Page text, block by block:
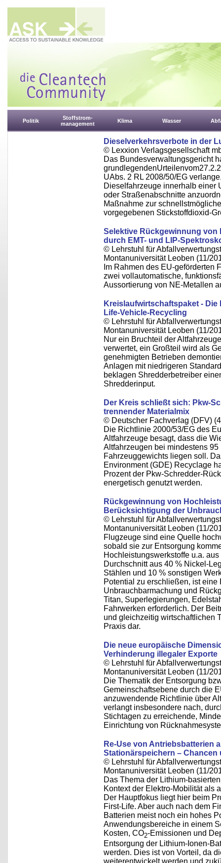
Politik
Stoffstrom-
management
Klima Wasser
Dieselverkehrsverbote in der
© Lexxion Verlagsgesellschaft
Das Bundesverwaltungsgericht
UAbs. 2 RL 2008/50/EG
Dieselfahrzeuge innerhalb einer
oder Straßenabschnitte
Maßnahme zur
vorgegebenen Stickstoffdioxid-
Selektive Rückgewinnung von
durch EMT- und LIP-
© Lehrstuhl für
Montanuniversität Leoben (11/
Im Rahmen des EU-
zwei vollautomatische,
Aussortierung von NE-Metallen
Kreislaufwirtschaftspaket -
Life-Vehicle-Recycling
© Lehrstuhl für
Montanuniversität Leoben (11/
Nur ein Bruchteil der
verwertet, ein Großteil wird als
genehmigten Betrieben
Anlagen mit niedrigeren
beklagen Shredderbetreiber
Shredderinput.
Der Kreis schließt sich: Pkw-
trennender Materialmix
© Deutscher Fachverlag (DFV)
Die Richtlinie 2000/53/EG des
Altfahrzeuge besagt, dass die
Altfahrzeugen bei mindestens
Fahrzeuggewichts liegen soll.
Environment (GDE) Recyclage
Prozent der Pkw-Schredder-
energetisch genutzt werden.
Rückgewinnung von
Berücksichtigung der
© Lehrstuhl für
Montanuniversität Leoben (11/
Flugzeuge sind eine Quelle
sobald sie zur Entsorgung
Hochleistungswerkstoffe u.a.
Durchschnitt aus 40 % Nickel-
Stählen und 10 % sonstigen
Potential zu erschließen, ist
Unbrauchbarmachung und
Titan, Superlegierungen,
Fahrwerken erforderlich. Der
und gleichzeitig wirtschaftlichen
Praxis dar.
Die neue europäische
Verhinderung illegaler Exporte
© Lehrstuhl für
Montanuniversität Leoben (11/
Die Thematik der Entsorgung
Gemeinschaftsebene durch die
anzuwendende Richtlinie über
verlangt insbesondere nach,
Stichtagen zu erreichende,
Einrichtung von
Re-Use von Antriebsbatterien
Stationärspeichern – Chancen
© Lehrstuhl für
Montanuniversität Leoben (11/
Das Thema der Lithium-
Kontext der Elektro-Mobilität als
Der Hauptfokus liegt hier beim
First-Life. Aber auch nach dem
Batterien meist noch ein hohes
Anwendungsbereiche in einem
Kosten, CO2-Emissionen und
Entsorgung der Lithium-Ionen-
werden. Dies ist von Vorteil, da